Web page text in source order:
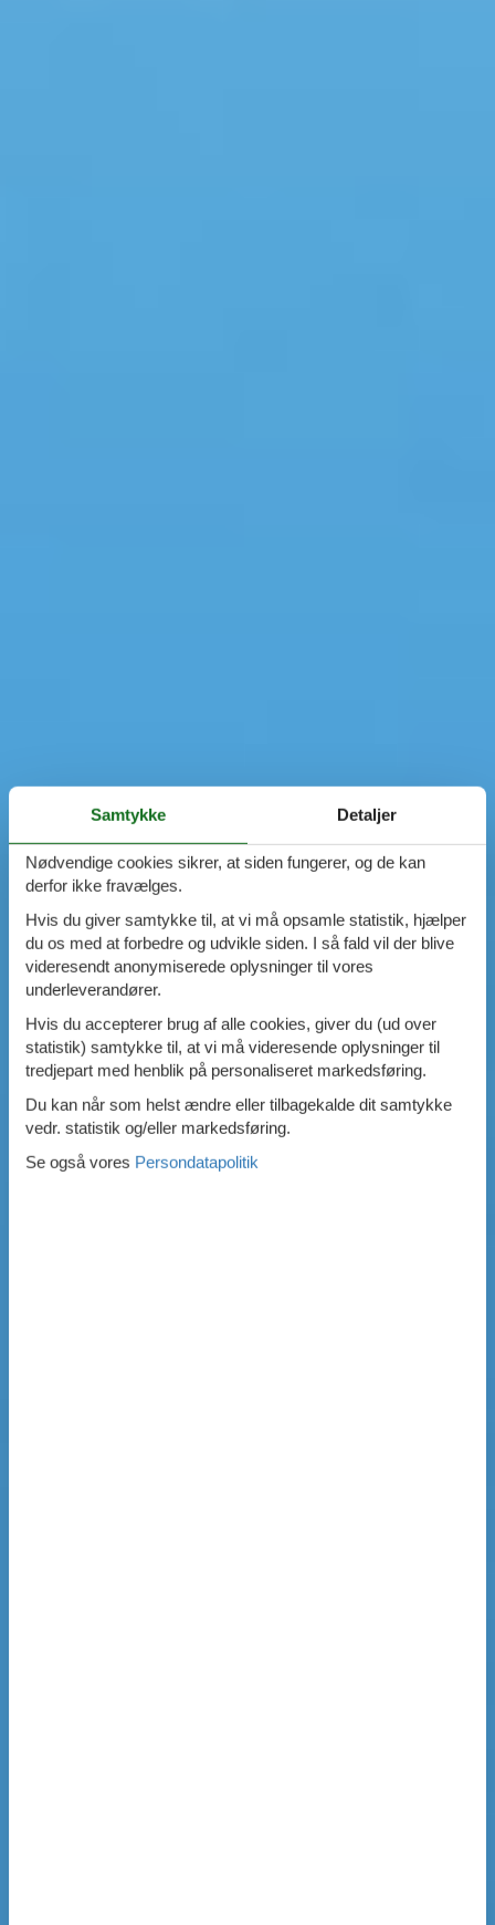
Samtykke Detaljer
Nødvendige cookies sikrer, at siden fungerer, og de kan
derfor ikke fravælges.
Hvis du giver samtykke til, at vi må opsamle statistik, hjælper
du os med at forbedre og udvikle siden. I så fald vil der blive
videresendt anonymiserede oplysninger til vores
underleverandører.
Hvis du accepterer brug af alle cookies, giver du (ud over
statistik) samtykke til, at vi må videresende oplysninger til
tredjepart med henblik på personaliseret markedsføring.
Du kan når som helst ændre eller tilbagekalde dit samtykke
vedr. statistik og/eller markedsføring.
Se også vores Persondatapolitik